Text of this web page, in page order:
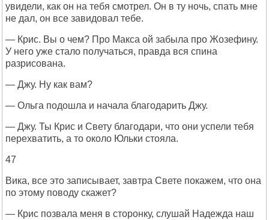
увидели, как он на тебя смотрел. Он в ту ночь, спать мне
не дал, он все завидовал тебе.
— Крис. Вы о чем? Про Макса ой забыла про Жозефину.
У него уже стало получаться, правда вся спина
разрисована.
— Джу. Ну как вам?
— Ольга подошла и начала благодарить Джу.
— Джу. Ты Крис и Свету благодари, что они успели тебя
перехватить, а то около Юльки стояла.
47
Вика, все это записывает, завтра Свете покажем, что она
по этому поводу скажет?
— Крис позвала меня в сторонку, слушай Надежда наш